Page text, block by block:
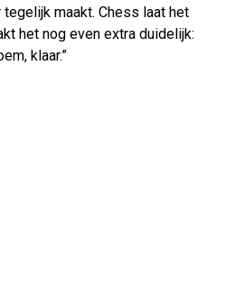
maakt. Chess laat het
het nog even extra duidelijk:
klaar.”